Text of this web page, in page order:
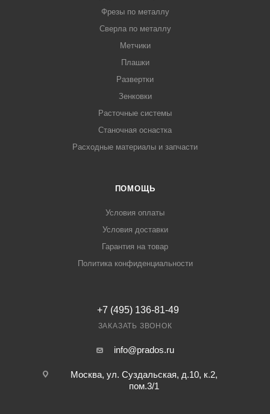
Фрезы по металлу
Сверла по металлу
Метчики
Плашки
Развертки
Зенковки
Расточные системы
Станочная оснастка
Расходные материалы и запчасти
ПОМОЩЬ
Условия оплаты
Условия доставки
Гарантия на товар
Политика конфиденциальности
+7 (495) 136-81-49
ЗАКАЗАТЬ ЗВОНОК
info@prados.ru
Москва, ул. Суздальская, д.10, к.2,
пом.3/1